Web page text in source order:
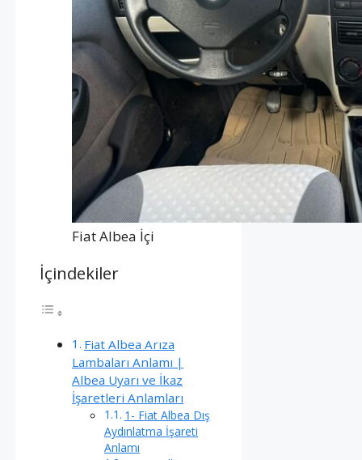
Fiat Albea İçi
İçindekiler
Fiat Albea Arıza
Lambaları Anlamı |
Albea Uyarı ve İkaz
İşaretleri Anlamları
1- Fiat Albea Dış
Aydınlatma İşareti
Anlamı